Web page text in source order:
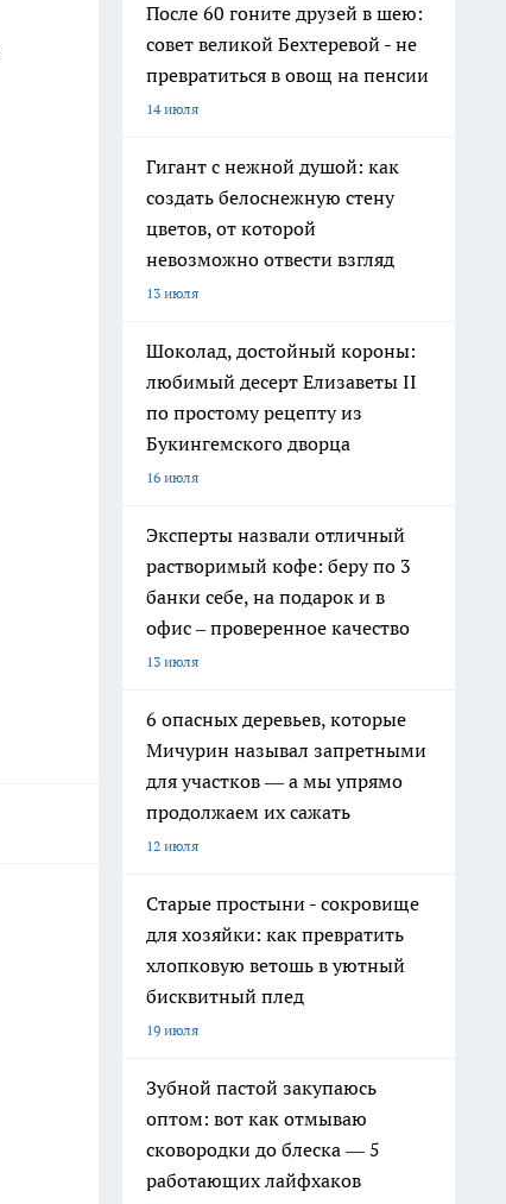
После 60 гоните друзей в шею:
совет великой Бехтеревой - не
превратиться в овощ на пенсии
14 июля
Гигант с нежной душой: как
создать белоснежную стену
цветов, от которой
невозможно отвести взгляд
13 июля
Шоколад, достойный короны:
любимый десерт Елизаветы II
по простому рецепту из
Букингемского дворца
16 июля
Эксперты назвали отличный
растворимый кофе: беру по 3
банки себе, на подарок и в
офис – проверенное качество
13 июля
6 опасных деревьев, которые
Мичурин называл запретными
для участков — а мы упрямо
продолжаем их сажать
12 июля
Старые простыни - сокровище
для хозяйки: как превратить
хлопковую ветошь в уютный
бисквитный плед
19 июля
Зубной пастой закупаюсь
оптом: вот как отмываю
сковородки до блеска — 5
работающих лайфхаков